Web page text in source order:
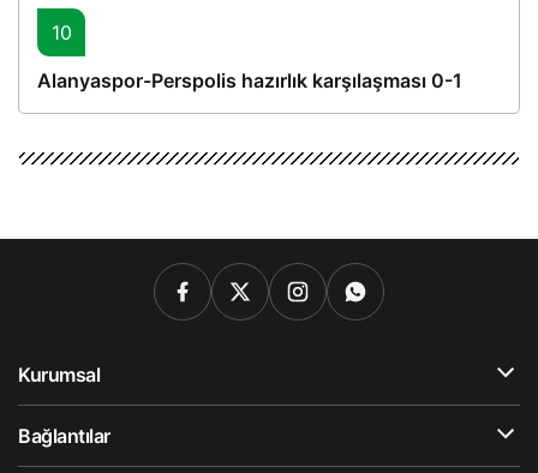
10
Alanyaspor-Perspolis hazırlık karşılaşması 0-1
Kurumsal
Bağlantılar